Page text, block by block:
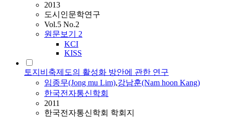
2013
도시인문학연구
Vol.5 No.2
원문보기 2
KCI
KISS
토지비축제도의 활성화 방안에 관한 연구
임종무(Jong mu Lim),강남훈(Nam hoon Kang)
한국전자통신학회
2011
한국전자통신학회 학회지